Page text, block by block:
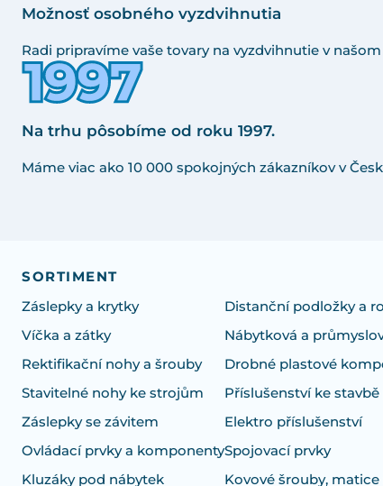
Možnosť osobného vyzdvihnutia
Radi pripravíme vaše tovary na vyzdvihnutie v našom
Na trhu pôsobíme od roku 1997.
Máme viac ako 10 000 spokojných zákazníkov v
SORTIMENT
Záslepky a krytky
Víčka a zátky
Rektifikační nohy a šrouby
Stavitelné nohy ke strojům
Záslepky se závitem
Ovládací prvky a komponenty
Kluzáky pod nábytek
Distanční podložky a
Nábytková a
Drobné plastové
Příslušenství ke
Elektro příslušenství
Spojovací prvky
Kovové šrouby,